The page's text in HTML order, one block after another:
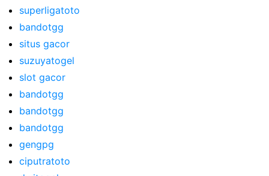
superligatoto
bandotgg
situs gacor
suzuyatogel
slot gacor
bandotgg
bandotgg
bandotgg
gengpg
ciputratoto